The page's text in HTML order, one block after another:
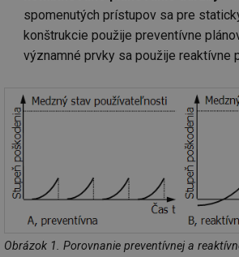
spomenutých prístupov sa pre
konštrukcie použije preventívne
významné prvky sa použije reaktívne
Obrázok 1. Porovnanie preventívnej a